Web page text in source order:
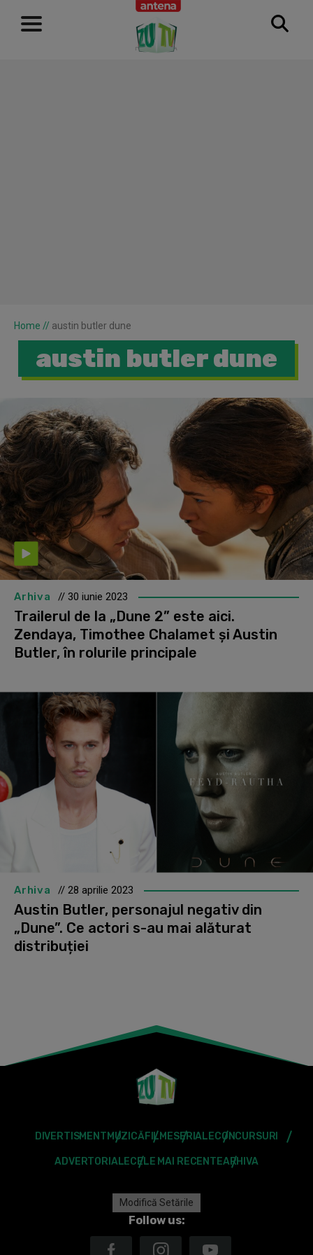
RECLAMĂ
Home // austin butler dune
austin butler dune
Arhiva // 30 iunie 2023
Trailerul de la „Dune 2” este aici.
Zendaya, Timothee Chalamet și Austin
Butler, în rolurile principale
Arhiva // 28 aprilie 2023
Austin Butler, personajul negativ din
„Dune”. Ce actori s-au mai alăturat
distribuției
DIVERTISMENT MUZICĂFILMESERIALECONCURSURI
ADVERTORIALECELE MAI RECENTEARHIVA
Modifică Setările
Follow us: